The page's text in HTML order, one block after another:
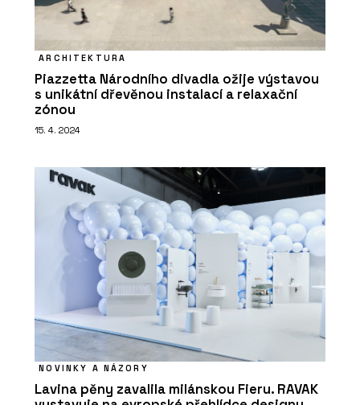
ARCHITEKTURA
Piazzetta Národního divadla ožije výstavou
s unikátní dřevěnou instalací a relaxační
zónou
15. 4. 2024
NOVINKY A NÁZORY
Lavina pěny zavalila milánskou Fieru. RAVAK